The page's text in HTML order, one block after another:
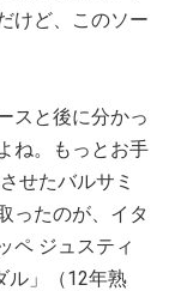
けど、このソー
スと後に分かっ
ね。もっとお手
せたバルサミ
ったのが、イタ
ペ ジュスティ
ル」（12年熟